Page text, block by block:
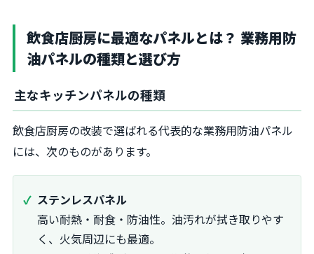
飲食店厨房に最適なパネルとは？ 業務用防
油パネルの種類と選び方
主なキッチンパネルの種類
飲食店厨房の改装で選ばれる代表的な業務用防油パネル
には、次のものがあります。
ステンレスパネル
高い耐熱・耐食・防油性。油汚れが拭き取りやす
く、火気周辺にも最適。